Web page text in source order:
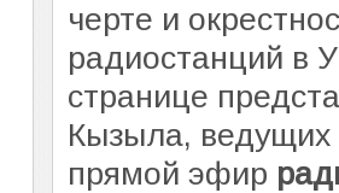
черте и
радиостанций в
странице
Кызыла,
прямой эфир